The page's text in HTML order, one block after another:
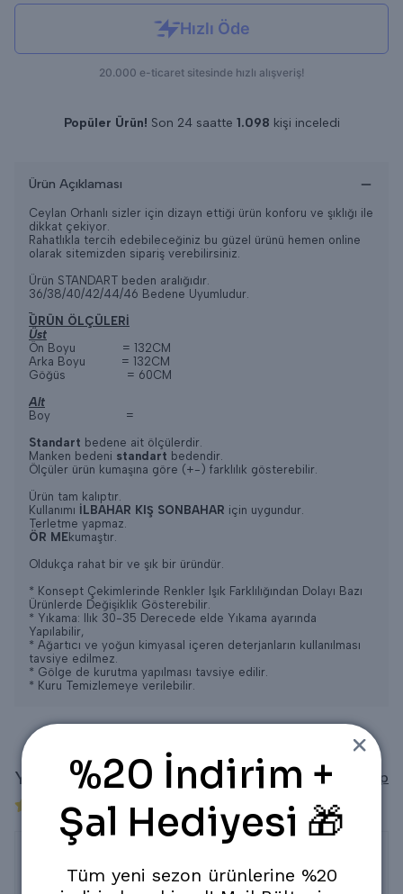
Popüler Ürün! Son 24 saatte 1.098 kişi inceledi
Ürün Açıklaması
Ceylan Orhanlı sizler için dizayn ettiği ürün konforu ve şıklığı ile
dikkat çekiyor.
Rahatlıkla tercih edebileceğiniz bu güzel ürünü hemen online
olarak sitemizden sipariş verebilirsiniz.
Ürün STANDART beden aralığıdır.
36/38/40/42/44/46 Bedene Uyumludur.
ÜRÜN ÖLÇÜLERİ
Üst
Ön Boyu = 132CM
Arka Boyu = 132CM
Göğüs = 60CM
Alt
Boy =
Standart bedene ait ölçülerdir.
Manken bedeni standart bedendir.
Ölçüler ürün kumaşına göre (+-) farklılık gösterebilir.
Ürün tam kalıptır.
Kullanımı İLBAHAR KIŞ SONBAHAR için uygundur.
Terletme yapmaz.
ÖR MEkumaştır.
Oldukça rahat bir ve şık bir üründür.
* Konsept Çekimlerinde Renkler Işık Farklılığından Dolayı Bazı
Ürünlerde Değişiklik Gösterebilir.
* Yıkama: Ilık 30-35 Derecede elde Yıkama ayarında
Yapılabilir,
* Ağartıcı ve yoğun kimyasal içeren deterjanların kullanılması
tavsiye edilmez.
* Gölge de kurutma yapılması tavsiye edilir.
* Kuru Temizlemeye verilebilir.
Yorumlar Yorum Yap
5 değerlendirmeye göre
Harika triko elbiseler
%20 İndirim +
Şal Hediyesi 🎁
Tüm yeni sezon ürünlerine %20